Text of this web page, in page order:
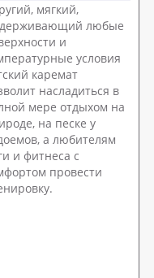
мягкий,
любые
и
условия
каремат
насладиться в
мере отдыхом на
на песке у
а любителям
и фитнеса с
провести